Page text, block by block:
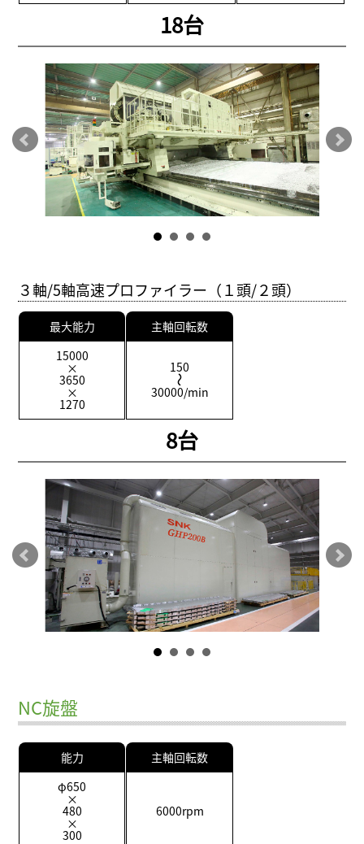
18台
３軸/5軸高速プロファイラー（１頭/２頭）
最大能力
主軸回転数
15000
×
3650
×
1270
150
30000/min
8台
NC旋盤
能力
主軸回転数
φ650
×
480
×
300
6000rpm